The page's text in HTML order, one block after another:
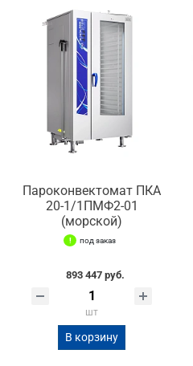
Пароконвектомат ПКА
20-1/1ПМФ2-01
(морской)
под заказ
893 447 руб.
шт
В корзину